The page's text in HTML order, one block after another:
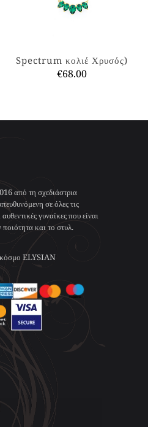
μπορούν
να
του
προϊόντος
Spectrum κολιέ Χρυσός)
€68.00
έχει
να
επιλεγούν
στη
σελίδα
από τη σχεδιάστρια
σε όλες τις
γυναίκες που είναι
ποιότητα και το στυλ.
ELYSIAN